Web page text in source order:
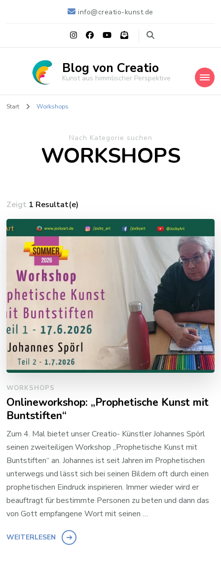
info@creatio-kunst.de
Blog von Creatio
Kunst aus himmlischer Perspektive
Start Workshops
Nach Kategorie suchen
WORKSHOPS
Zeigt 1 Resultat(e)
WORKSHOPS
Onlineworkshop: „Prophetische Kunst mit
Buntstiften“
Zum 4. Mal bietet unser Creatio- Künstler Johannes Spörl
seinen zweiteiligen Workshop „Prophetische Kunst mit
Buntstiften“ an. Johannes ist seit Jahren im Prophetischen
unterwegs und lässt sich bei seinen Bildern oft durch einen
prophetischen Eindruck inspirieren. Immer wieder wird er
beauftragt für bestimmte Personen zu beten und dann das
von Gott empfangene Wort mit seinen …
WEITERLESEN